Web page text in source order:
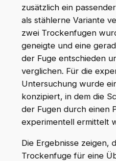
zusätzlich ein
als stählerne Variante
zwei Trockenfugen
geneigte und eine
der Fuge entschieden
verglichen. Für die
Untersuchung wurde
konzipiert, in dem die
der Fugen durch einen
experimentell ermittelt
Die Ergebnisse zeigen,
Trockenfuge für eine